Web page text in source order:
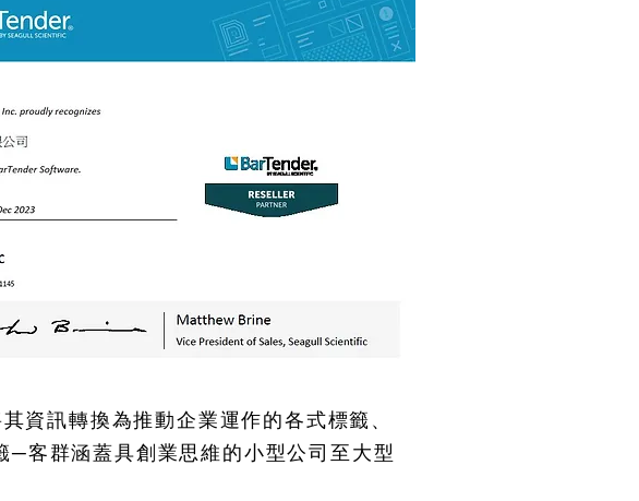
資訊轉換為推動企業運作的各式標籤、
客群涵蓋具創業思維的小型公司至大型